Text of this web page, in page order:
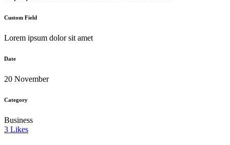
Custom Field
Lorem ipsum dolor sit amet
Date
20 November
Category
Business
3 Likes